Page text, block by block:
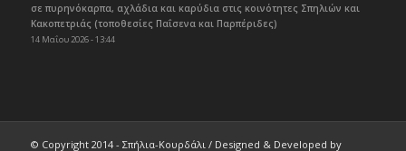
σε πυρηνόκαρπα, αχλάδια και καρύδια στις κοινότητες Σπηλιών και
Κακοπετριάς (τοποθεσίες Παΐσενα και Παρπέριδες)
14 Μαΐου 2026 - 13:44
© Copyright 2014 - Σπήλια-Κουρδάλι / Designed & Developed by